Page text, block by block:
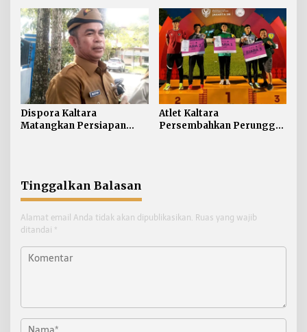
Daerah
Dispora Kaltara
Matangkan Persiapan
Atlet Kaltara
Persembahkan Perunggu
Tinggalkan Balasan
Alamat email Anda tidak akan dipublikasikan. Ruas yang wajib
ditandai *